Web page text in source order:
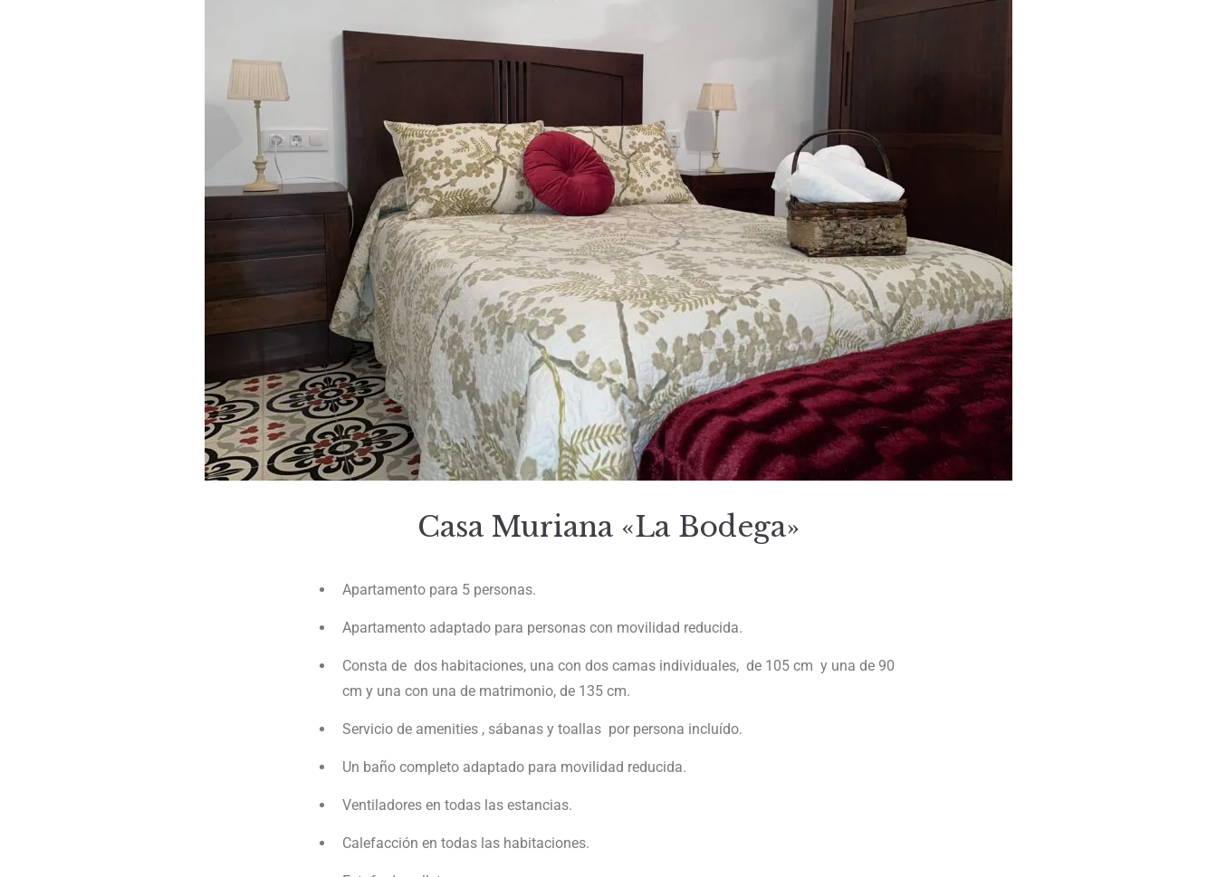
Casa Muriana «La Bodega»
Apartamento para 5 personas.
Apartamento adaptado para personas con movilidad reducida.
Consta de dos habitaciones, una con dos camas individuales, de 105 cm y una de 90
cm y una con una de matrimonio, de 135 cm.
Servicio de amenities , sábanas y toallas por persona incluído.
Un baño completo adaptado para movilidad reducida.
Ventiladores en todas las estancias.
Calefacción en todas las habitaciones.